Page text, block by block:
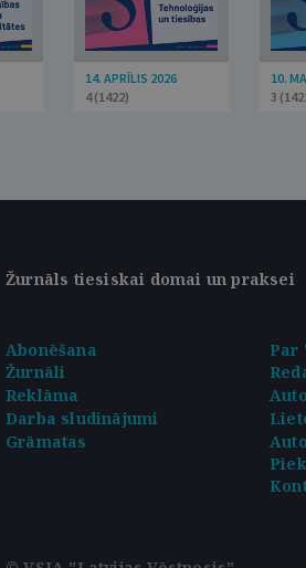
14. APRĪLIS 2026
4 (1422)
10.
3
Žurnāls tiesiskai domai un praksei
Abonēšana
Par
Žurnāli
Reklāma
Darba sludinājumi
Grāmatas